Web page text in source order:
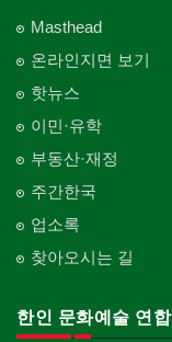
Masthead
온라인지면 보기
핫뉴스
이민·유학
부동산·재정
주간한국
업소록
찾아오시는 길
한인 문화예술 연합